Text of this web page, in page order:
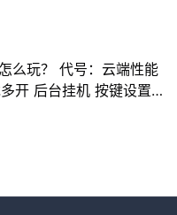
么玩？ 代号：云端性能
开 后台挂机 按键设置